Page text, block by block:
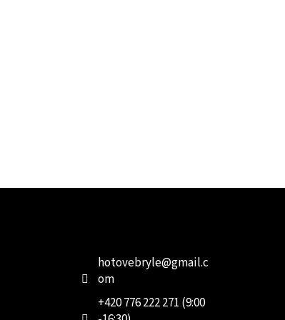
hotovebryle@gmail.c
om
+420 776 222 271 (9:00